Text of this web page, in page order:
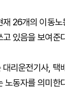
재 26개의 이동
있음을 보여준
대리운전기사, 택
노동자를 의미한